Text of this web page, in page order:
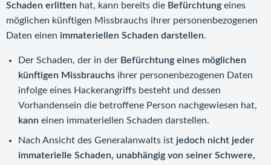
Schaden erlitten hat, kann bereits die Befürchtung eines
möglichen künftigen Missbrauchs ihrer personenbezogenen
Daten einen immateriellen Schaden darstellen.
Der Schaden, der in der Befürchtung eines möglichen
künftigen Missbrauchs ihrer personenbezogenen Daten
infolge eines Hackerangriffs besteht und dessen
Vorhandensein die betroffene Person nachgewiesen hat,
kann einen immateriellen Schaden darstellen.
Nach Ansicht des Generalanwalts ist jedoch nicht jeder
immaterielle Schaden, unabhängig von seiner Schwere,